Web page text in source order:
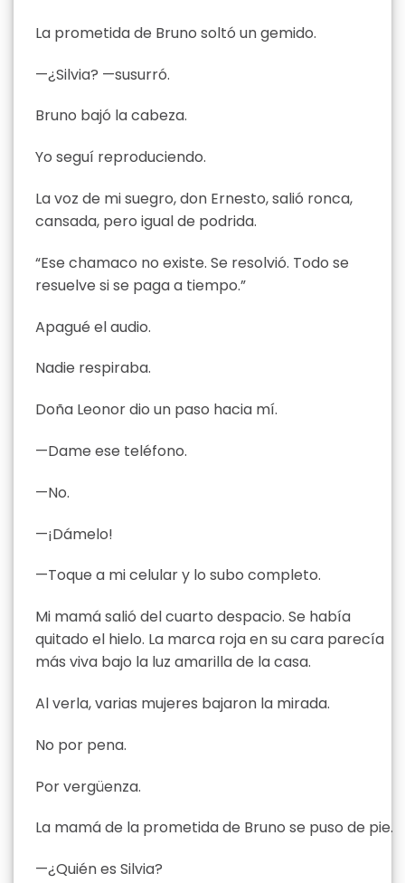
La prometida de Bruno soltó un gemido.
—¿Silvia? —susurró.
Bruno bajó la cabeza.
Yo seguí reproduciendo.
La voz de mi suegro, don Ernesto, salió ronca,
cansada, pero igual de podrida.
“Ese chamaco no existe. Se resolvió. Todo se
resuelve si se paga a tiempo.”
Apagué el audio.
Nadie respiraba.
Doña Leonor dio un paso hacia mí.
—Dame ese teléfono.
—No.
—¡Dámelo!
—Toque a mi celular y lo subo completo.
Mi mamá salió del cuarto despacio. Se había
quitado el hielo. La marca roja en su cara parecía
más viva bajo la luz amarilla de la casa.
Al verla, varias mujeres bajaron la mirada.
No por pena.
Por vergüenza.
La mamá de la prometida de Bruno se puso de pie.
—¿Quién es Silvia?